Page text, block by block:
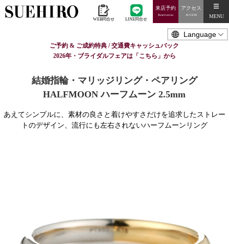
WEB問合せ LINE問合せ
来店予約
Reservation
アクセス
ACCESS MENU
ご予約 & ご成約特典 / 交通費キャッシュバック
2026年・ブライダルフェアは「こちら」から
結婚指輪・マリッジリング・ペアリング
HALFMOON ハーフムーン 2.5mm
あえてシンプルに、素材の良さと着けやすさだけを追求したストレー
トのデザイン、流行にも左右されないハーフムーンリング